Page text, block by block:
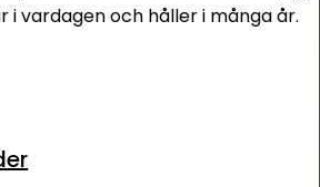
i vardagen och håller i många år.